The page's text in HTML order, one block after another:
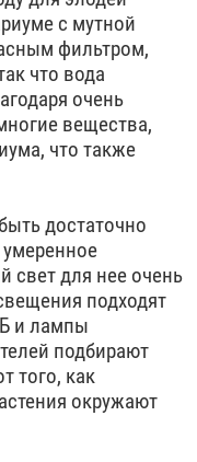
с мутной
фильтром,
что вода
очень
вещества,
что также
достаточно
свет для нее очень
подходят
и лампы
подбирают
того, как
окружают